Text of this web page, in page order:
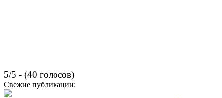
5/5 - (40 голосов)
Свежие публикации: